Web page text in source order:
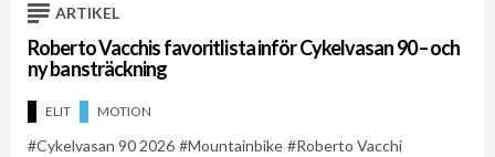
ARTIKEL
Roberto Vacchis favoritlista inför Cykelvasan 90 – och
ny bansträckning
ELIT MOTION
Cykelvasan 90 2026 Mountainbike Roberto Vacchi